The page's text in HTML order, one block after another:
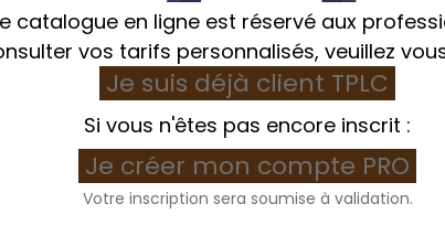
Cadre cercle et découpoir
catalogue en ligne est réservé aux
vos tarifs personnalisés, veuillez
Je suis déjà client TPLC
Si vous n'êtes pas encore inscrit :
Je créer mon compte PRO
Votre inscription sera soumise à validation.